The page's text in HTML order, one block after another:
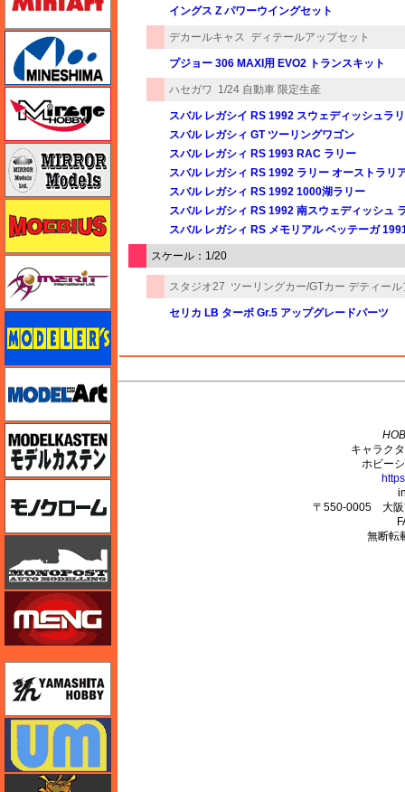
イングス Z パワーウイングセット
デカールキャス ディテールアップセット
プジョー 306 MAXI用 EVO2 トランスキット
ハセガワ 1/24 自動車 限定生産
スバル レガシイ RS 1992 スウェディッシュラ
スバル レガシィ GT ツーリングワゴン
スバル レガシィ RS 1993 RAC ラリー
スバル レガシィ RS 1992 ラリー オーストラリ
スバル レガシィ RS 1992 1000湖ラリー
スバル レガシィ RS 1992 南スウェディッシュ
スバル レガシィ RS メモリアル ベッテーガ
スケール：1/20
スタジオ27 ツーリングカー/GTカー デティー
セリカ LB ターボ Gr.5 アップグレードパーツ
ミラージュホビー
ミラーモデルズ
メリットインターナショナル
M's PLUS
キャラク
ホビー
〒550-0005 大阪
無断転